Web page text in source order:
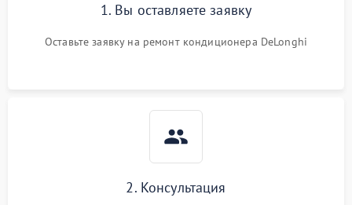
1. Вы оставляете заявку
Оставьте заявку на ремонт кондиционера DeLonghi
2. Консультация